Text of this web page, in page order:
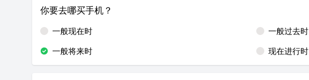
你要去哪买手机？
一般现在时
一般过去时
一般将来时
现在进行时